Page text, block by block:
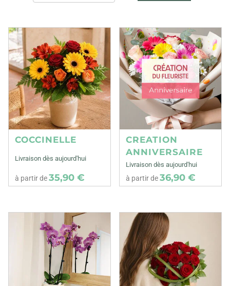
COCCINELLE
Livraison dès aujourd'hui
à partir de35,90 €
CREATION
ANNIVERSAIRE
Livraison dès aujourd'hui
à partir de36,90 €